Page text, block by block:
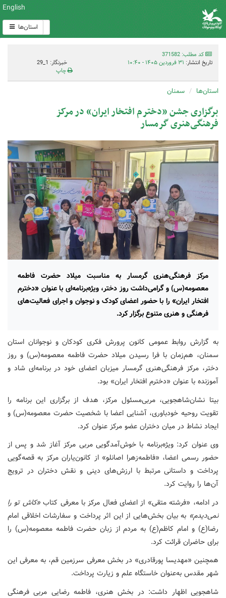
English
استان‌ها
کد مطلب: 371582
تاریخ انتشار: ۳۱ فروردین ۱۴۰۵ - ۱۰:۴۰
خبرنگار: 1_29
چاپ
استان‌ها سمنان
برگزاری جشن «دخترم افتخار ایران» در مرکز
فرهنگی‌هنری گرمسار
مرکز فرهنگی‌هنری گرمسار به مناسبت میلاد حضرت فاطمه
معصومه(س) و گرامی‌داشت روز دختر، ویژه‌برنامه‌ای با عنوان «دخترم
افتخار ایران» را با حضور اعضای کودک و نوجوان و اجرای فعالیت‌های
فرهنگی و هنری متنوع برگزار کرد.
به گزارش روابط عمومی کانون پرورش فکری کودکان و نوجوانان استان
سمنان، هم‌زمان با فرا رسیدن میلاد حضرت فاطمه معصومه(س) و روز
دختر، مرکز فرهنگی‌هنری گرمسار میزبان اعضای خود در برنامه‌ای شاد و
آموزنده با عنوان «دخترم افتخار ایران» بود.
بیتا نشان‌شاهجویی، مربی‌مسئول مرکز، هدف از برگزاری این برنامه را
تقویت روحیه خودباوری، آشنایی اعضا با شخصیت حضرت معصومه(س) و
ایجاد نشاط در میان دختران عضو مرکز عنوان کرد.
وی عنوان کرد: ویژه‌برنامه با خوش‌آمدگویی مربی مرکز آغاز شد و پس از
حضور رسمی اعضا، «فاطمه‌زهرا اصانلو» از کانون‌یاران مرکز به قصه‌گویی
پرداخت و داستانی مرتبط با ارزش‌های دینی و نقش دختران در ترویج
آن‌ها را روایت کرد.
در ادامه، «فرشته متقی» از اعضای فعال مرکز با معرفی کتاب«کاش تو را
نمی‌دیدم» به بیان بخش‌هایی از این اثر پرداخت و سفارشات اخلاقی امام
رضا(ع) و امام کاظم(ع) به مردم از زبان حضرت فاطمه معصومه(س) را
برای حاضران قرائت کرد.
همچنین «مهدیسا پورقادری» در بخش معرفی سرزمین قم، به معرفی این
شهر مقدس به‌عنوان خاستگاه علم و زیارت پرداخت.
شاهجویی اظهار داشت: در بخش هنری، فاطمه رضایی مربی فرهنگی